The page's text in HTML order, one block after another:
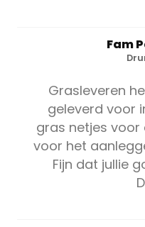
Fam
Grasleveren
geleverd voor
gras netjes
voor het
Fijn dat jullie